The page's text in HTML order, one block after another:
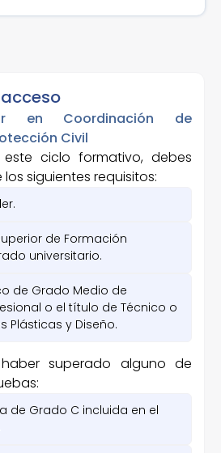
en Coordinación de
Civil
ciclo formativo, debes
siguientes requisitos:
de Formación
universitario.
de Grado Medio de
o el título de Técnico o
Plásticas y Diseño.
superado alguno de
de Grado C incluida en el